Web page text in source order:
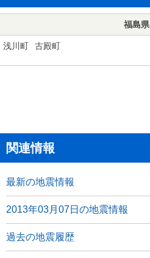
福島県
浅川町 古殿町
関連情報
最新の地震情報
2013年03月07日の地震情報
過去の地震履歴